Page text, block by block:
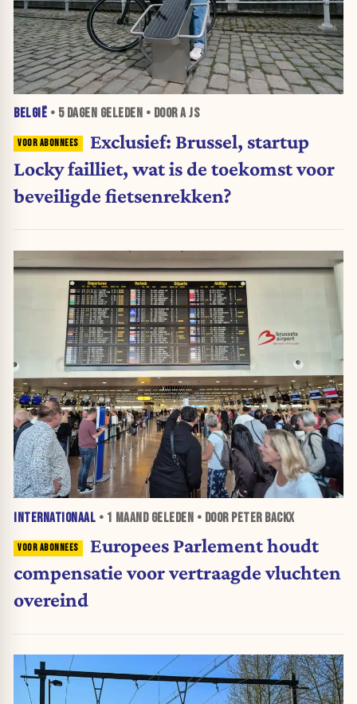
BELGIË • 5 DAGEN GELEDEN • DOOR A JS
Exclusief: Brussel, startup
Locky failliet, wat is de toekomst voor
beveiligde fietsenrekken?
INTERNATIONAAL • 1 MAANDGELEDEN • DOOR PETER BACKX
Europees Parlement houdt
compensatie voor vertraagde vluchten
overeind